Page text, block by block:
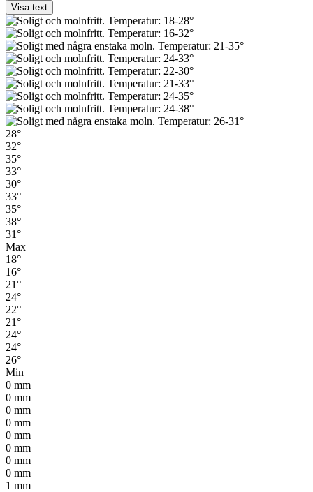
Visa text
28°
32°
35°
33°
30°
33°
35°
38°
31°
Max
18°
16°
21°
24°
22°
21°
24°
24°
26°
Min
0 mm
0 mm
0 mm
0 mm
0 mm
0 mm
0 mm
0 mm
1 mm